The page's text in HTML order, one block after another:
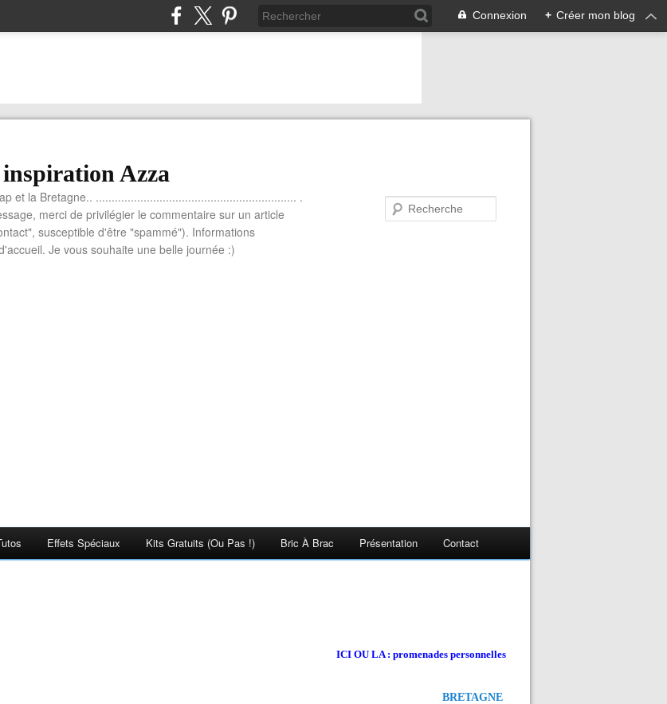
Connexion + Créer mon blog
Azza
et la Bretagne.. ............................................................... .
merci de privilégier le commentaire sur un article
susceptible d'être "spammé"). Informations
Je vous souhaite une belle journée :)
Effets Spéciaux Kits Gratuits (ou Pas !) Bric À Brac Présentation Contact
ICI OU LA : promenades personnelles
BRETAGNE